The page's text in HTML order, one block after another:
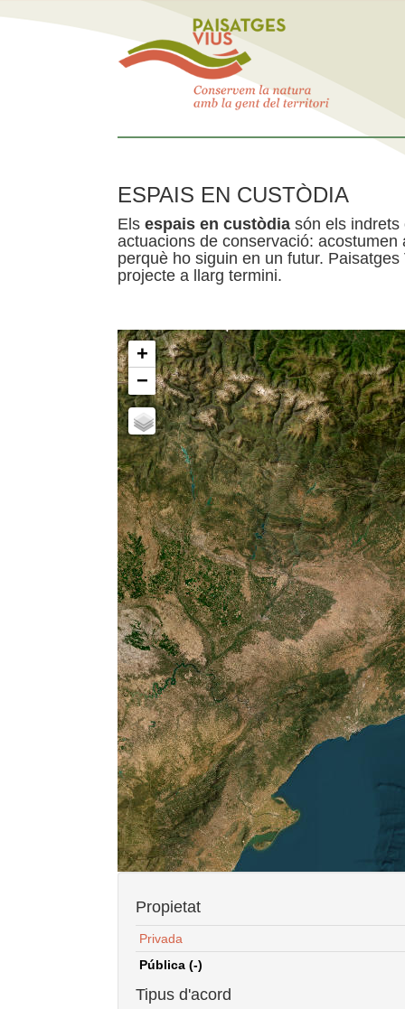
ESPAIS EN CUSTÒDIA
Els espais en custòdia són els indrets
actuacions de conservació:
perquè ho siguin en un futur.
projecte a llarg termini.
+
−
Propietat
Privada
Pública (-)
Tipus d'acord